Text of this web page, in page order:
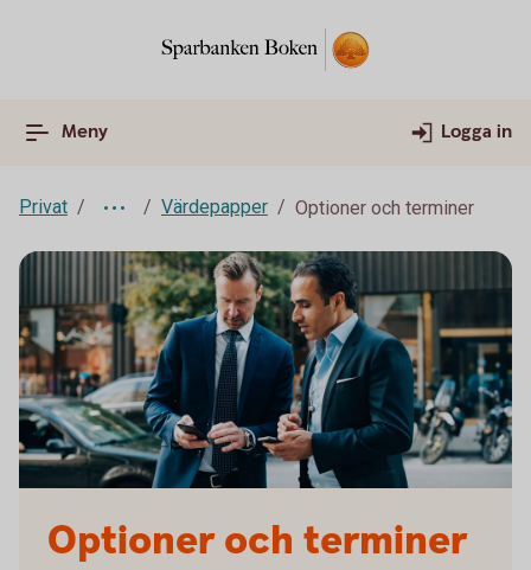
Meny Logga in
Privat Värdepapper Optioner och terminer
Optioner och terminer